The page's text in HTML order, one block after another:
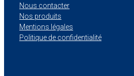
Nous contacter
Nos produits
Mentions légales
Politique de confidentialité